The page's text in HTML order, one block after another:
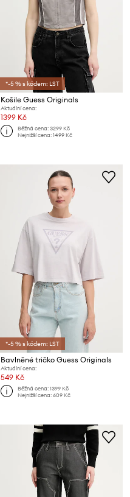
*-5 % s kódem: LST
Košile Guess Originals
Aktuální cena:
1399 Kč
Běžná cena:3299 Kč
Nejnižší cena:1499 Kč
*-5 % s kódem: LST
Bavlněné tričko Guess Originals
Aktuální cena:
549 Kč
Běžná cena:1399 Kč
Nejnižší cena:609 Kč